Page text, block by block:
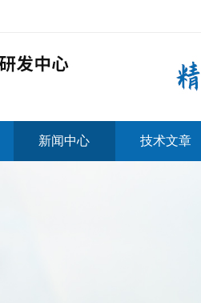
新闻中心 技术文章